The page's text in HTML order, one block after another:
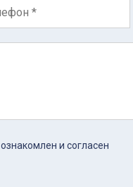
ознакомлен и согласен